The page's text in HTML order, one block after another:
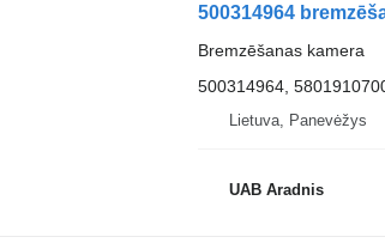
500314964
Bremzēšanas kamera
500314964,
Lietuva, Panevėžys
UAB Aradnis